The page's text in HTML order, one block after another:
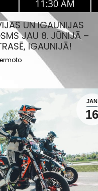
UN IGAUNIJAS
JAU 8. JŪNIJĀ –
IGAUNIJĀ!
JAN
16